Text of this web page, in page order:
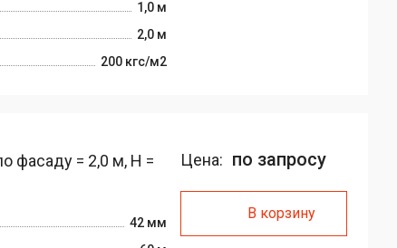
1,0 м
2,0 м
200 кгс/м2
фасаду = 2,0 м, H =
42 мм
Цена: по запросу
В корзину